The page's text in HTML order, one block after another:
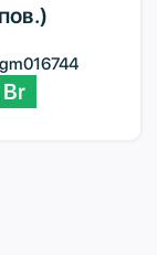
gm016744
Br